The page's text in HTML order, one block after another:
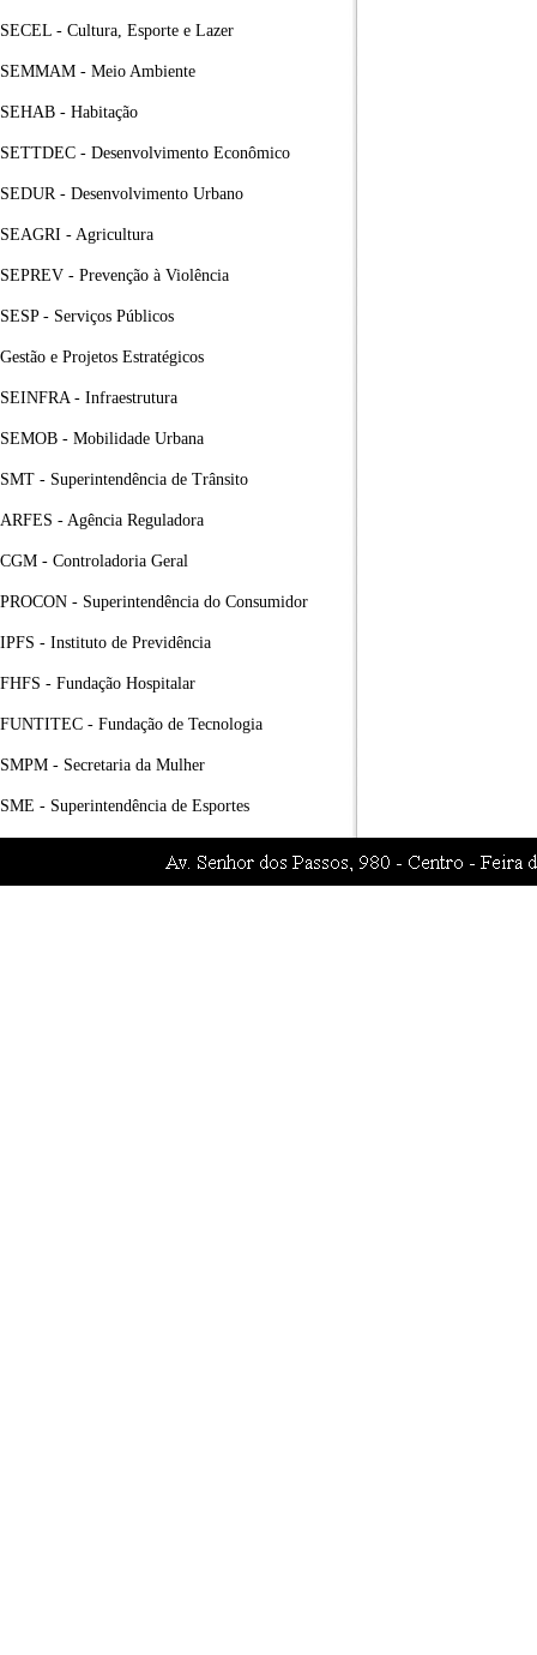
SECEL - Cultura, Esporte e Lazer
SEMMAM - Meio Ambiente
SEHAB - Habitação
SETTDEC - Desenvolvimento Econômico
SEDUR - Desenvolvimento Urbano
SEAGRI - Agricultura
SEPREV - Prevenção à Violência
SESP - Serviços Públicos
Gestão e Projetos Estratégicos
SEINFRA - Infraestrutura
SEMOB - Mobilidade Urbana
SMT - Superintendência de Trânsito
ARFES - Agência Reguladora
CGM - Controladoria Geral
PROCON - Superintendência do Consumidor
IPFS - Instituto de Previdência
FHFS - Fundação Hospitalar
FUNTITEC - Fundação de Tecnologia
SMPM - Secretaria da Mulher
SME - Superintendência de Esportes